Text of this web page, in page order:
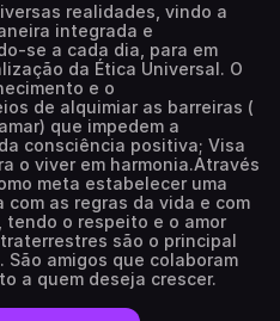
realidades, vindo a
integrada e
se a cada dia, para em
da Ética Universal. O
e o
de alquimiar as barreiras (
que impedem a
consciência positiva; Visa
o viver em harmonia.Através
meta estabelecer uma
com as regras da vida e com
tendo o respeito e o amor
são o principal
São amigos que colaboram
a quem deseja crescer.